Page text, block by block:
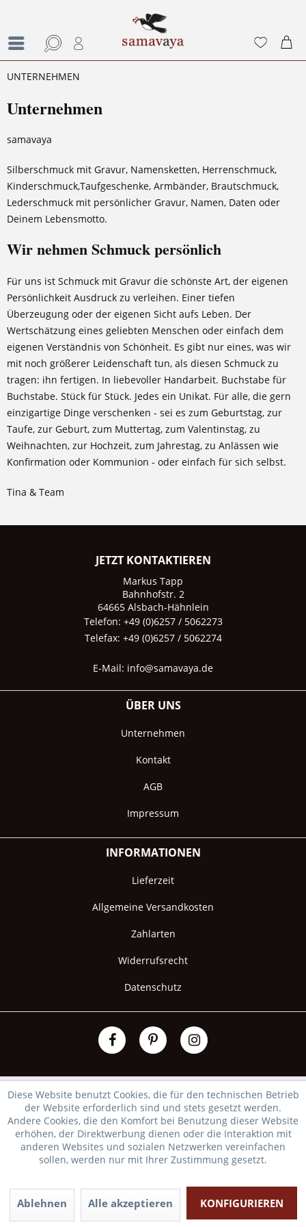
UNTERNEHMEN
Unternehmen
samavaya
Silberschmuck mit Gravur, Namensketten, Herrenschmuck,
Kinderschmuck,Taufgeschenke, Armbänder, Brautschmuck,
Lederschmuck mit persönlicher Gravur, Namen, Daten oder
Deinem Lebensmotto.
Wir nehmen Schmuck persönlich
Für uns ist Schmuck mit Gravur die schönste Art, der eigenen
Persönlichkeit Ausdruck zu verleihen. Einer tiefen
Überzeugung oder der eigenen Sicht aufs Leben. Der
Wertschätzung eines geliebten Menschen oder einfach dem
eigenen Verständnis von Schönheit. Es gibt nur eines, was wir
mit noch größerer Leidenschaft tun, als diesen Schmuck zu
tragen: ihn fertigen. In liebevoller Handarbeit. Buchstabe für
Buchstabe. Stück für Stück. Jedes ein Unikat. Für alle, die gern
einzigartige Dinge verschenken - sei es zum Geburtstag, zur
Taufe, zur Geburt, zum Muttertag, zum Valentinstag, zu
Weihnachten, zur Hochzeit, zum Jahrestag, zu Anlässen wie
Konfirmation oder Kommunion - oder einfach für sich selbst.
Tina & Team
JETZT KONTAKTIEREN
Markus Tapp
Bahnhofstr. 2
64665 Alsbach-Hähnlein
Telefon: +49 (0)6257 / 5062273
Telefax: +49 (0)6257 / 5062274
E-Mail: info@samavaya.de
ÜBER UNS
Unternehmen
Kontakt
AGB
Impressum
INFORMATIONEN
Lieferzeit
Allgemeine Versandkosten
Zahlarten
Widerrufsrecht
Datenschutz
Diese Website benutzt Cookies, die für den technischen Betrieb
der Website erforderlich sind und stets gesetzt werden.
Andere Cookies, die den Komfort bei Benutzung dieser Website
erhöhen, der Direktwerbung dienen oder die Interaktion mit
anderen Websites und sozialen Netzwerken vereinfachen
sollen, werden nur mit Ihrer Zustimmung gesetzt.
Ablehnen Alle akzeptieren KONFIGURIEREN